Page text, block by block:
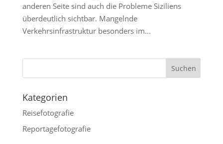
anderen Seite sind auch die Probleme Siziliens
überdeutlich sichtbar. Mangelnde
Verkehrsinfrastruktur besonders im...
Kategorien
Reisefotografie
Reportagefotografie